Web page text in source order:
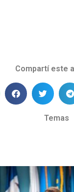
Compartí este
Temas